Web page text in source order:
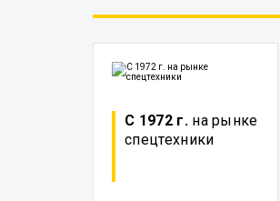
С 1972 г.на рынке
спецтехники